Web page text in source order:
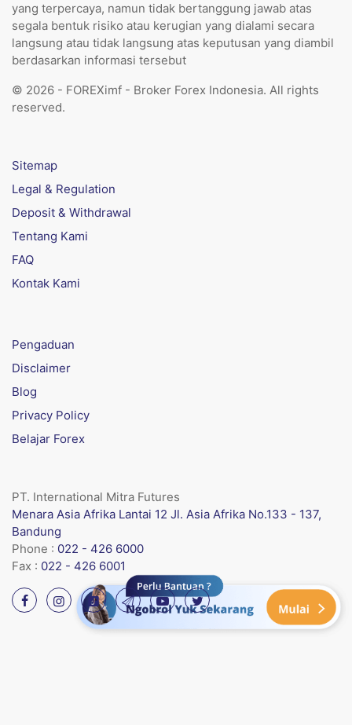
yang terpercaya, namun tidak bertanggung jawab atas
segala bentuk risiko atau kerugian yang dialami secara
langsung atau tidak langsung atas keputusan yang diambil
berdasarkan informasi tersebut
© 2026 - FOREXimf - Broker Forex Indonesia. All rights
reserved.
Sitemap
Legal & Regulation
Deposit & Withdrawal
Tentang Kami
FAQ
Kontak Kami
Pengaduan
Disclaimer
Blog
Privacy Policy
Belajar Forex
PT. International Mitra Futures
Menara Asia Afrika Lantai 12 Jl. Asia Afrika No.133 - 137,
Bandung
Phone : 022 - 426 6000
Fax : 022 - 426 6001